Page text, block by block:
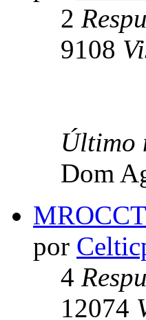
2
9108
Último
Dom
por
4
12074